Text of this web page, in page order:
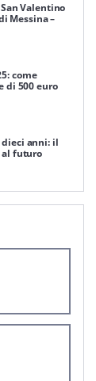
Valentino
Messina –
come
di 500 euro
dieci anni: il
al futuro